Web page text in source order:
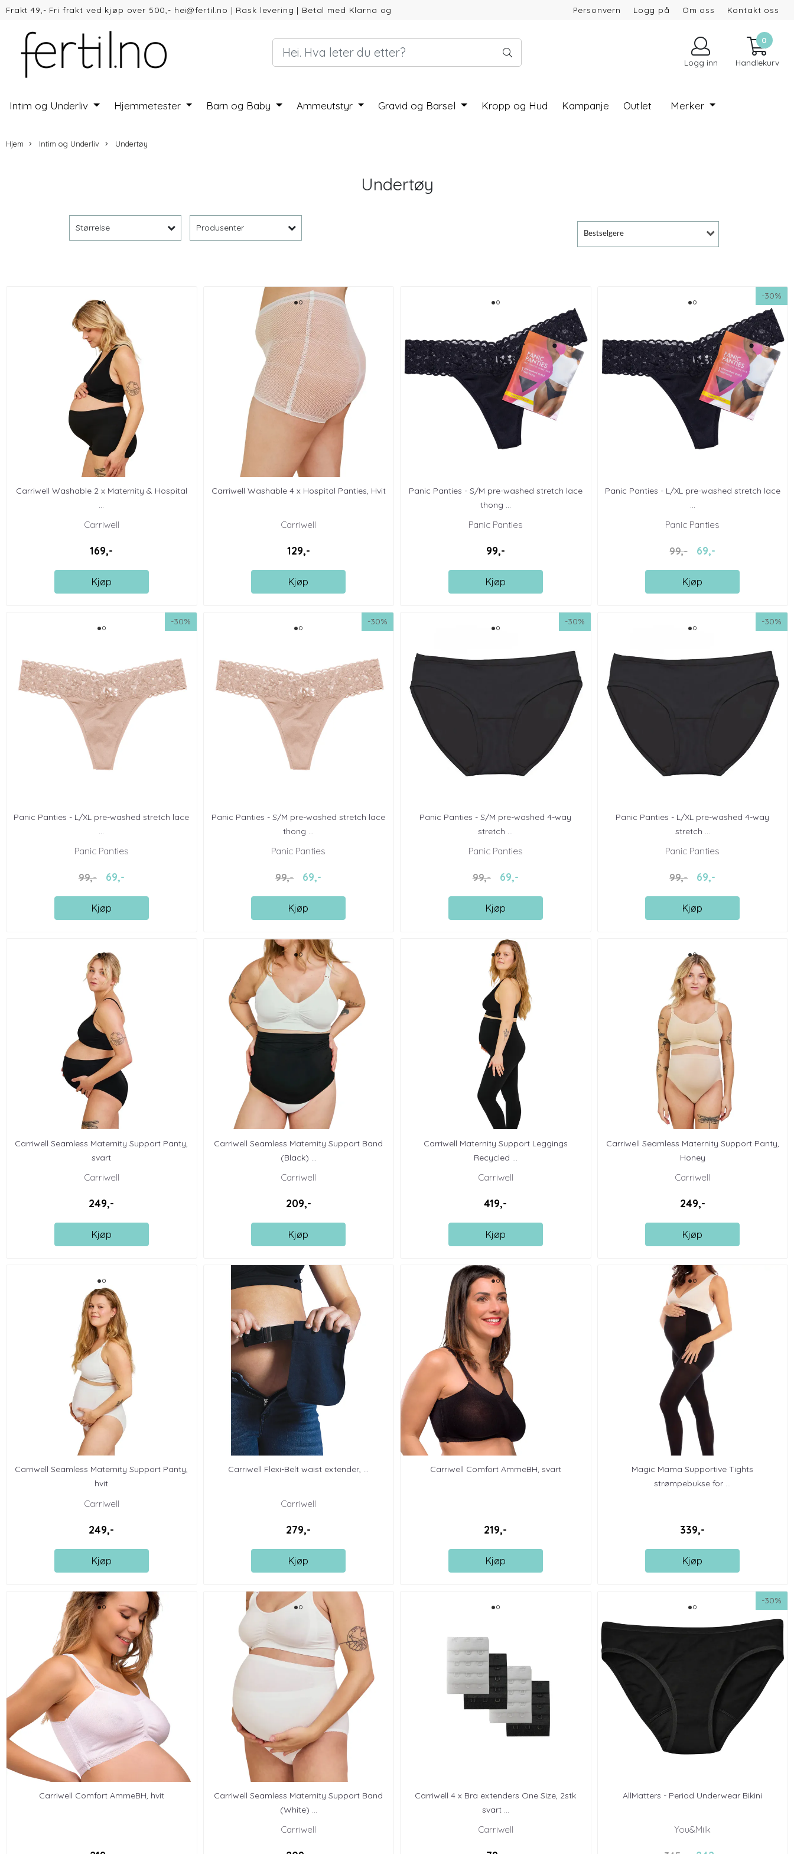
Frakt 49,- Fri frakt ved kjøp over 500,- hei@fertil.no | Rask levering | Betal med Klarna og
Personvern Logg på Om oss Kontakt oss
Logg inn
0
Handlekurv
Intim og Underliv Hjemmetester Barn og Baby Ammeutstyr Gravid og Barsel Kropp og Hud Kampanje Outlet Merker
Hjem Intim og Underliv Undertøy
Undertøy
Størrelse Produsenter
Bestselgere
Carriwell Washable 2 x Maternity & Hospital
...
Carriwell
169,-
Kjøp
Carriwell Washable 4 x Hospital Panties, Hvit
Carriwell
129,-
Kjøp
Panic Panties - S/M pre-washed stretch lace
thong ...
Panic Panties
99,-
Kjøp
-30%
Panic Panties - L/XL pre-washed stretch lace
...
Panic Panties
99,- 69,-
Kjøp
-30%
Panic Panties - L/XL pre-washed stretch lace
...
Panic Panties
99,- 69,-
Kjøp
-30%
Panic Panties - S/M pre-washed stretch lace
thong ...
Panic Panties
99,- 69,-
Kjøp
-30%
Panic Panties - S/M pre-washed 4-way
stretch ...
Panic Panties
99,- 69,-
Kjøp
-30%
Panic Panties - L/XL pre-washed 4-way
stretch ...
Panic Panties
99,- 69,-
Kjøp
Carriwell Seamless Maternity Support Panty,
svart
Carriwell
249,-
Kjøp
Carriwell Seamless Maternity Support Band
(Black) ...
Carriwell
209,-
Kjøp
Carriwell Maternity Support Leggings
Recycled ...
Carriwell
419,-
Kjøp
Carriwell Seamless Maternity Support Panty,
Honey
Carriwell
249,-
Kjøp
Carriwell Seamless Maternity Support Panty,
hvit
Carriwell
249,-
Kjøp
Carriwell Flexi-Belt waist extender, ...
Carriwell
279,-
Kjøp
Carriwell Comfort AmmeBH, svart
219,-
Kjøp
Magic Mama Supportive Tights
strømpebukse for ...
339,-
Kjøp
Carriwell Comfort AmmeBH, hvit
Carriwell Seamless Maternity Support Band
(White) ...
Carriwell
Carriwell 4 x Bra extenders One Size, 2stk
svart ...
Carriwell
-30%
AllMatters - Period Underwear Bikini
You&Milk